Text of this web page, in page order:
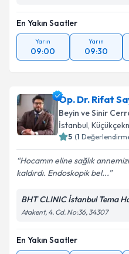
En Yakın Saatler
Yarın
09:00
Yarın
09:30
Op. Dr. Rifat
Beyin ve Sinir
İstanbul,
5 (1
Hocamın eline sağlık
kaldırdı. Endoskopik bel...
BHT CLINIC İstanbul Tema
Atakent, 4. Cd. No:36, 34307
En Yakın Saatler